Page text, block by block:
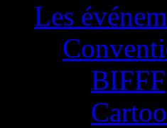
Les
BIFFF